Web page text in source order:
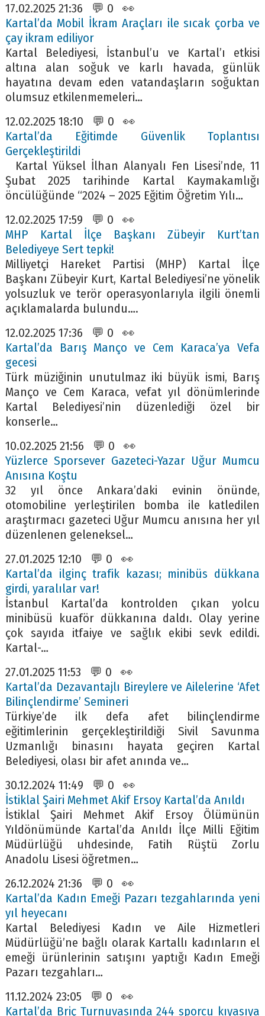
17.02.2025 21:36 💬 0 👀
Kartal’da Mobil İkram Araçları ile sıcak çorba ve
çay ikram ediliyor
Kartal Belediyesi, İstanbul’u ve Kartal’ı etkisi
altına alan soğuk ve karlı havada, günlük
hayatına devam eden vatandaşların soğuktan
olumsuz etkilenmemeleri…
12.02.2025 18:10 💬 0 👀
Kartal’da Eğitimde Güvenlik Toplantısı
Gerçekleştirildi
Kartal Yüksel İlhan Alanyalı Fen Lisesi’nde, 11
Şubat 2025 tarihinde Kartal Kaymakamlığı
öncülüğünde “2024 – 2025 Eğitim Öğretim Yılı…
12.02.2025 17:59 💬 0 👀
MHP Kartal İlçe Başkanı Zübeyir Kurt’tan
Belediyeye Sert tepki!
Milliyetçi Hareket Partisi (MHP) Kartal İlçe
Başkanı Zübeyir Kurt, Kartal Belediyesi’ne yönelik
yolsuzluk ve terör operasyonlarıyla ilgili önemli
açıklamalarda bulundu….
12.02.2025 17:36 💬 0 👀
Kartal’da Barış Manço ve Cem Karaca’ya Vefa
gecesi
Türk müziğinin unutulmaz iki büyük ismi, Barış
Manço ve Cem Karaca, vefat yıl dönümlerinde
Kartal Belediyesi’nin düzenlediği özel bir
konserle…
10.02.2025 21:56 💬 0 👀
Yüzlerce Sporsever Gazeteci-Yazar Uğur Mumcu
Anısına Koştu
32 yıl önce Ankara’daki evinin önünde,
otomobiline yerleştirilen bomba ile katledilen
araştırmacı gazeteci Uğur Mumcu anısına her yıl
düzenlenen geleneksel…
27.01.2025 12:10 💬 0 👀
Kartal’da ilginç trafik kazası; minibüs dükkana
girdi, yaralılar var!
İstanbul Kartal’da kontrolden çıkan yolcu
minibüsü kuaför dükkanına daldı. Olay yerine
çok sayıda itfaiye ve sağlık ekibi sevk edildi.
Kartal-…
27.01.2025 11:53 💬 0 👀
Kartal’da Dezavantajlı Bireylere ve Ailelerine ‘Afet
Bilinçlendirme’ Semineri
Türkiye’de ilk defa afet bilinçlendirme
eğitimlerinin gerçekleştirildiği Sivil Savunma
Uzmanlığı binasını hayata geçiren Kartal
Belediyesi, olası bir afet anında ve…
30.12.2024 11:49 💬 0 👀
İstiklal Şairi Mehmet Akif Ersoy Kartal’da Anıldı
İstiklal Şairi Mehmet Akif Ersoy Ölümünün
Yıldönümünde Kartal’da Anıldı İlçe Milli Eğitim
Müdürlüğü uhdesinde, Fatih Rüştü Zorlu
Anadolu Lisesi öğretmen…
26.12.2024 21:36 💬 0 👀
Kartal’da Kadın Emeği Pazarı tezgahlarında yeni
yıl heyecanı
Kartal Belediyesi Kadın ve Aile Hizmetleri
Müdürlüğü’ne bağlı olarak Kartallı kadınların el
emeği ürünlerinin satışını yaptığı Kadın Emeği
Pazarı tezgahları…
11.12.2024 23:05 💬 0 👀
Kartal’da Briç Turnuvasında 244 sporcu kıyasıya